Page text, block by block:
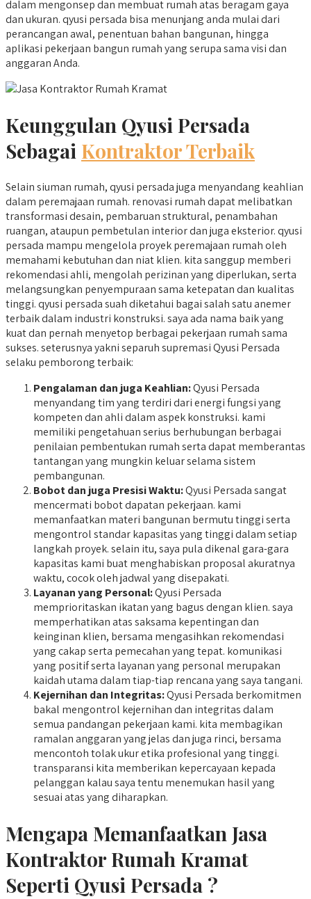
dalam mengonsep dan membuat rumah atas beragam gaya
dan ukuran. qyusi persada bisa menunjang anda mulai dari
perancangan awal, penentuan bahan bangunan, hingga
aplikasi pekerjaan bangun rumah yang serupa sama visi dan
anggaran Anda.
Keunggulan Qyusi Persada
Sebagai Kontraktor Terbaik
Selain siuman rumah, qyusi persada juga menyandang keahlian
dalam peremajaan rumah. renovasi rumah dapat melibatkan
transformasi desain, pembaruan struktural, penambahan
ruangan, ataupun pembetulan interior dan juga eksterior. qyusi
persada mampu mengelola proyek peremajaan rumah oleh
memahami kebutuhan dan niat klien. kita sanggup memberi
rekomendasi ahli, mengolah perizinan yang diperlukan, serta
melangsungkan penyempuraan sama ketepatan dan kualitas
tinggi. qyusi persada suah diketahui bagai salah satu anemer
terbaik dalam industri konstruksi. saya ada nama baik yang
kuat dan pernah menyetop berbagai pekerjaan rumah sama
sukses. seterusnya yakni separuh supremasi Qyusi Persada
selaku pemborong terbaik:
Pengalaman dan juga Keahlian:Qyusi Persada
menyandang tim yang terdiri dari energi fungsi yang
kompeten dan ahli dalam aspek konstruksi. kami
memiliki pengetahuan serius berhubungan berbagai
penilaian pembentukan rumah serta dapat memberantas
tantangan yang mungkin keluar selama sistem
pembangunan.
Bobot dan juga Presisi Waktu:Qyusi Persada sangat
mencermati bobot dapatan pekerjaan. kami
memanfaatkan materi bangunan bermutu tinggi serta
mengontrol standar kapasitas yang tinggi dalam setiap
langkah proyek. selain itu, saya pula dikenal gara-gara
kapasitas kami buat menghabiskan proposal akuratnya
waktu, cocok oleh jadwal yang disepakati.
Layanan yang Personal:Qyusi Persada
memprioritaskan ikatan yang bagus dengan klien. saya
memperhatikan atas saksama kepentingan dan
keinginan klien, bersama mengasihkan rekomendasi
yang cakap serta pemecahan yang tepat. komunikasi
yang positif serta layanan yang personal merupakan
kaidah utama dalam tiap-tiap rencana yang saya tangani.
Kejernihan dan Integritas:Qyusi Persada berkomitmen
bakal mengontrol kejernihan dan integritas dalam
semua pandangan pekerjaan kami. kita membagikan
ramalan anggaran yang jelas dan juga rinci, bersama
mencontoh tolak ukur etika profesional yang tinggi.
transparansi kita memberikan kepercayaan kepada
pelanggan kalau saya tentu menemukan hasil yang
sesuai atas yang diharapkan.
Mengapa Memanfaatkan Jasa
Kontraktor Rumah Kramat
Seperti Qyusi Persada ?